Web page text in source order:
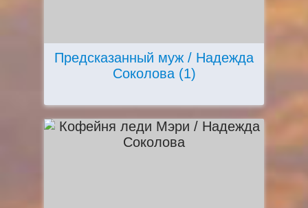
Предсказанный муж / Надежда
Соколова (1)